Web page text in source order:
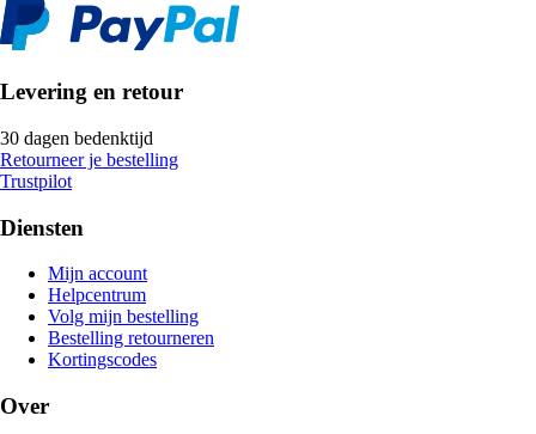
Levering en retour
30 dagen bedenktijd
Retourneer je bestelling
Trustpilot
Diensten
Mijn account
Helpcentrum
Volg mijn bestelling
Bestelling retourneren
Kortingscodes
Over